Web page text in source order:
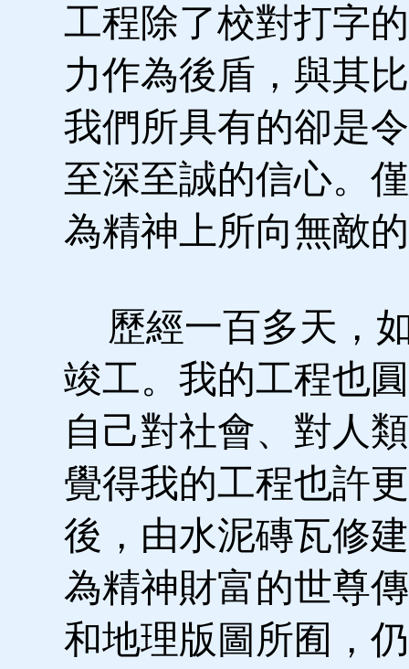
工程除了校對打字
力作為後盾，與其
我們所具有的卻是
至深至誠的信心。
為精神上所向無敵
歷經一百多天，
竣工。我的工程也
自己對社會、對人
覺得我的工程也許
後，由水泥磚瓦修
為精神財富的世尊
和地理版圖所囿，